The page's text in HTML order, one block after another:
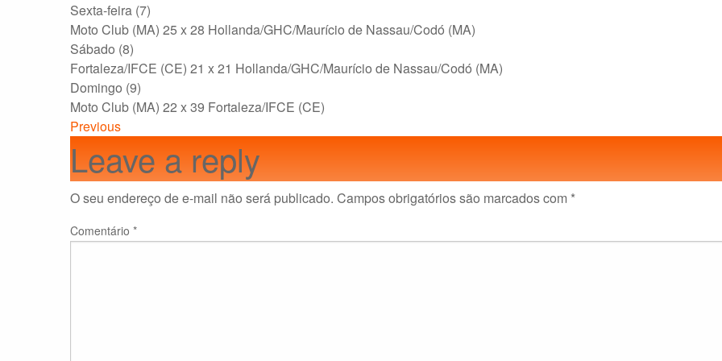
Sexta-feira (7)
Moto Club (MA) 25 x 28 Hollanda/GHC/Maurício de Nassau/Codó (MA)
Sábado (8)
Fortaleza/IFCE (CE) 21 x 21 Hollanda/GHC/Maurício de Nassau/Codó (MA)
Domingo (9)
Moto Club (MA) 22 x 39 Fortaleza/IFCE (CE)
Previous
Leave a reply
O seu endereço de e-mail não será publicado. Campos obrigatórios são marcados com *
Comentário *